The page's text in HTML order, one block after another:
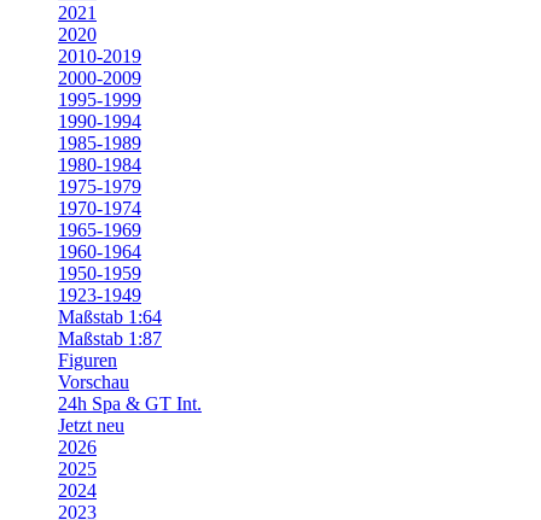
2021
2020
2010-2019
2000-2009
1995-1999
1990-1994
1985-1989
1980-1984
1975-1979
1970-1974
1965-1969
1960-1964
1950-1959
1923-1949
Maßstab 1:64
Maßstab 1:87
Figuren
Vorschau
24h Spa & GT Int.
Jetzt neu
2026
2025
2024
2023